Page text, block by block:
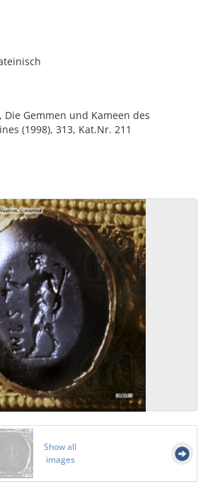
Die Gemmen und Kameen des
(1998), 313, Kat.Nr. 211
Show all
images